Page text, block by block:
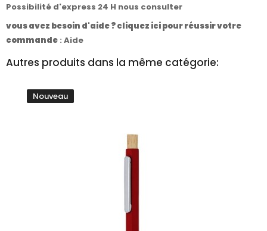
Possibilité d'express 24 H nous consulter
vous avez besoin d'aide ? cliquez ici pour réussir votre
commande : Aide
Autres produits dans la même catégorie:
Nouveau